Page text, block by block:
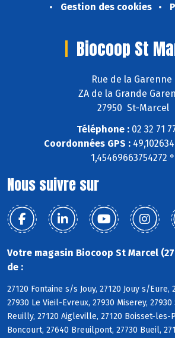
Gestion des cookies
Biocoop St
Rue de la Garenne
ZA de la Grande
27950 St-Marcel
Téléphone :02 32 71
Coordonnées GPS :
1,45469663754272 °
Nous suivre sur
Votre magasin Biocoop St Marcel
de :
27120 Fontaine s/s Jouy, 27120 Jouy s/Eure,
27930 Le Vieil-Evreux, 27930 Miserey, 27930
Reuilly, 27120 Aigleville, 27120 Boisset-les-
Boncourt, 27640 Breuilpont, 27730 Bueil,